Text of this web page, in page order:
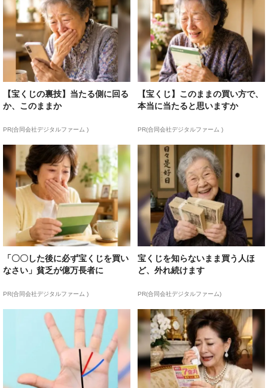
【宝くじの裏技】当たる側に回る
か、このままか
PR(合同会社デジタルファーム )
【宝くじ】このままの買い方で、
本当に当たると思いますか
PR(合同会社デジタルファーム )
「〇〇した後に必ず宝くじを買い
なさい」貧乏が億万長者に
PR(合同会社デジタルファーム )
宝くじを知らないまま買う人ほ
ど、外れ続けます
PR(合同会社デジタルファーム)